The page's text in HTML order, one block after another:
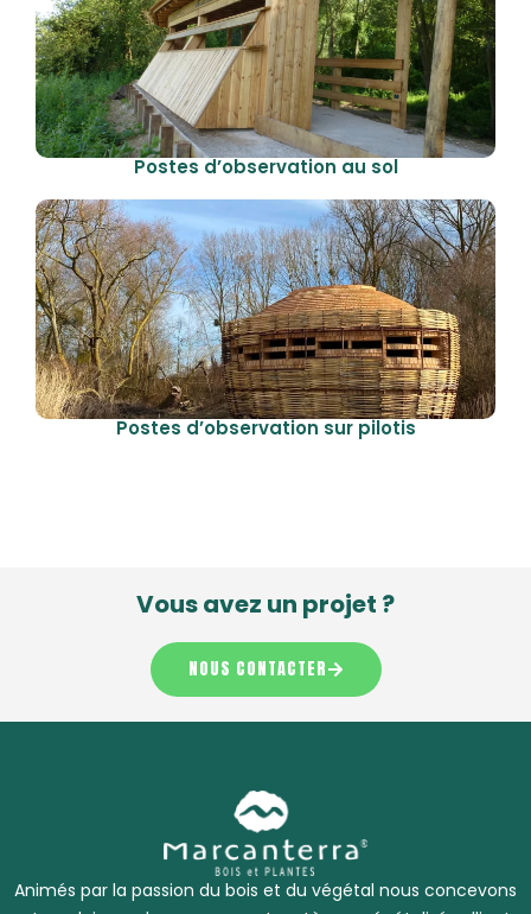
Postes d’observation au sol
Postes d’observation sur pilotis
Vous avez un projet ?
NOUS CONTACTER
Animés par la passion du bois et du végétal nous concevons